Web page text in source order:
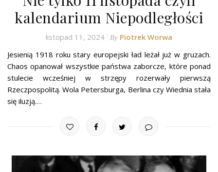
kalendarium Niepodległości
listopad 11, 2024 By Piotrek Worwa
Jesienią 1918 roku stary europejski ład leżał już w gruzach.
Chaos opanował wszystkie państwa zaborcze, które ponad
stulecie wcześniej w strzępy rozerwały pierwszą
Rzeczpospolitą. Wola Petersburga, Berlina czy Wiednia stała
się iluzją.…